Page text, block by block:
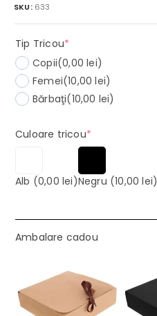
SKU: 633
Tip Tricou*
Copii(0,00 lei)
Femei(10,00 lei)
Bărbaţi(10,00 lei)
Culoare tricou*(required)
Alb (0,00 lei)Negru (10,00 lei)
Ambalare cadou